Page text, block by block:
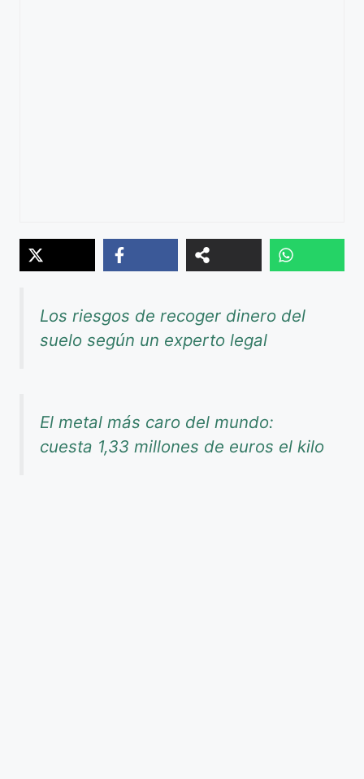
Los riesgos de recoger dinero del
suelo según un experto legal
El metal más caro del mundo:
cuesta 1,33 millones de euros el kilo